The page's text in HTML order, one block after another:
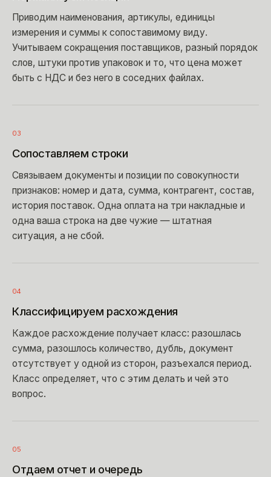
Приводим наименования, артикулы, единицы
измерения и суммы к сопоставимому виду.
Учитываем сокращения поставщиков, разный порядок
слов, штуки против упаковок и то, что цена может
быть с НДС и без него в соседних файлах.
03
Сопоставляем строки
Связываем документы и позиции по совокупности
признаков: номер и дата, сумма, контрагент, состав,
история поставок. Одна оплата на три накладные и
одна ваша строка на две чужие — штатная
ситуация, а не сбой.
04
Классифицируем расхождения
Каждое расхождение получает класс: разошлась
сумма, разошлось количество, дубль, документ
отсутствует у одной из сторон, разъехался период.
Класс определяет, что с этим делать и чей это
вопрос.
05
Отдаем отчет и очередь